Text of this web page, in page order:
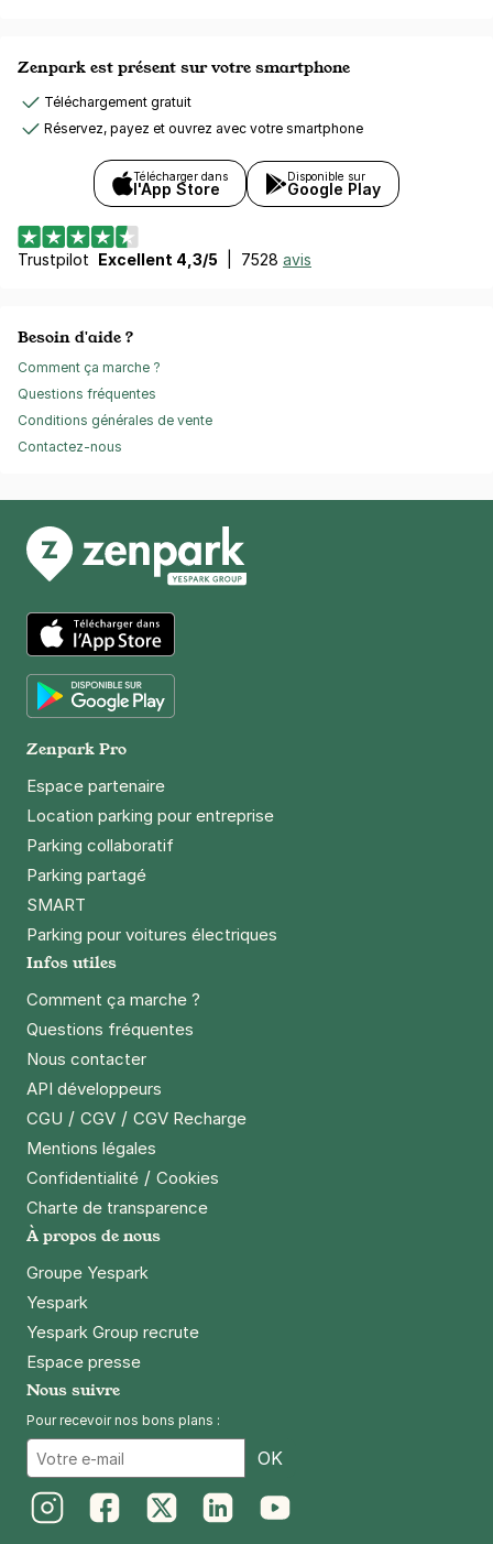
Zenpark est présent sur votre smartphone
Téléchargement gratuit
Réservez, payez et ouvrez avec votre smartphone
Télécharger dans
l'App Store
Disponible sur
Google Play
Trustpilot Excellent 4,3/5 7528 avis
Besoin d'aide ?
Comment ça marche ?
Questions fréquentes
Conditions générales de vente
Contactez-nous
App Store
Zenpark Pro
Espace partenaire
Location parking pour entreprise
Parking collaboratif
Parking partagé
SMART
Parking pour voitures électriques
Infos utiles
Comment ça marche ?
Questions fréquentes
Nous contacter
API développeurs
CGU / CGV / CGV Recharge
Mentions légales
Confidentialité / Cookies
Charte de transparence
À propos de nous
Groupe Yespark
Yespark
Yespark Group recrute
Espace presse
Nous suivre
Pour recevoir nos bons plans :
OK